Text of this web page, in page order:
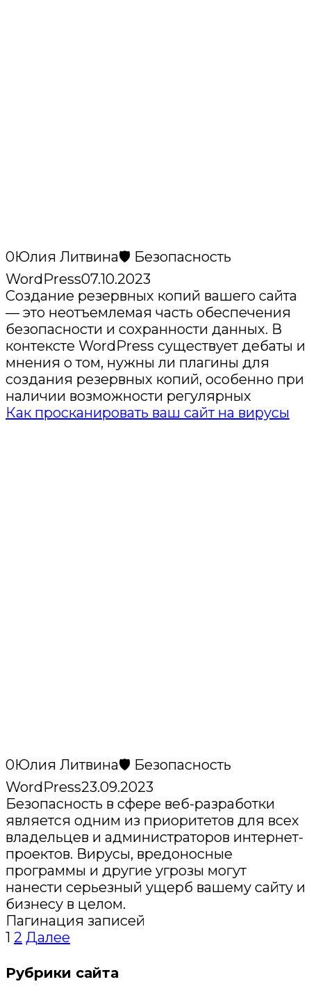
0Юлия Литвина🛡️ Безопасность
WordPress07.10.2023
Создание резервных копий вашего сайта
— это неотъемлемая часть обеспечения
безопасности и сохранности данных. В
контексте WordPress существует дебаты и
мнения о том, нужны ли плагины для
создания резервных копий, особенно при
наличии возможности регулярных
Как просканировать ваш сайт на вирусы
0Юлия Литвина🛡️ Безопасность
WordPress23.09.2023
Безопасность в сфере веб-разработки
является одним из приоритетов для всех
владельцев и администраторов интернет-
проектов. Вирусы, вредоносные
программы и другие угрозы могут
нанести серьезный ущерб вашему сайту и
бизнесу в целом.
Пагинация записей
1 2 Далее
Рубрики сайта